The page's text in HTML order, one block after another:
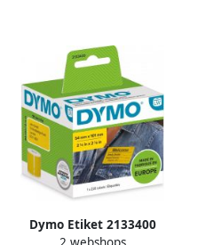
Dymo Etiket 2133400